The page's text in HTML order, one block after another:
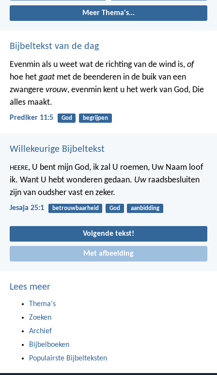
Meer Thema's...
Bijbeltekst van de dag
Evenmin als u weet wat de richting van de wind is, of
hoe het gaat met de beenderen in de buik van een
zwangere vrouw, evenmin kent u het werk van God, Die
alles maakt.
Prediker 11:5 God begrijpen
Willekeurige Bijbeltekst
HEERE, U bent mijn God, ik zal U roemen, Uw Naam loof
ik. Want U hebt wonderen gedaan. Uw raadsbesluiten
zijn van oudsher vast en zeker.
Jesaja 25:1 betrouwbaarheid God aanbidding
Volgende tekst!
Met afbeelding
Lees meer
Thema's
Zoeken
Archief
Bijbelboeken
Populairste Bijbelteksten